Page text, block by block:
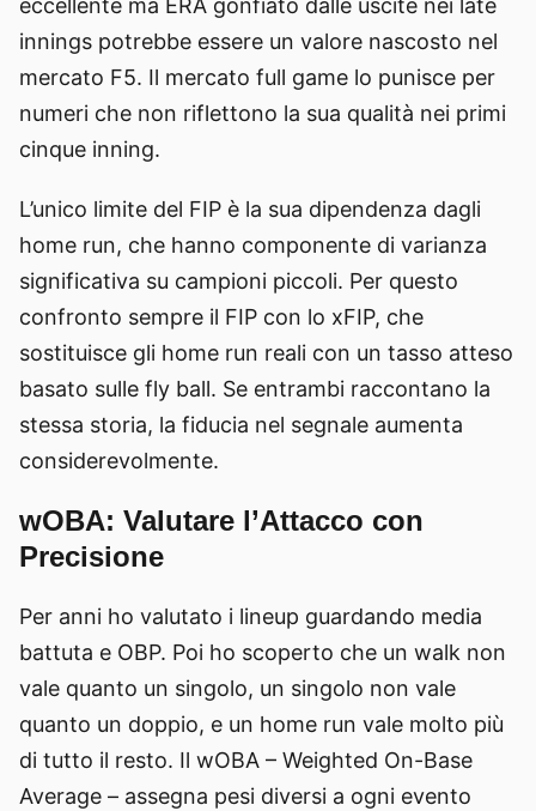
eccellente ma ERA gonfiato dalle uscite nei late
innings potrebbe essere un valore nascosto nel
mercato F5. Il mercato full game lo punisce per
numeri che non riflettono la sua qualità nei primi
cinque inning.
L’unico limite del FIP è la sua dipendenza dagli
home run, che hanno componente di varianza
significativa su campioni piccoli. Per questo
confronto sempre il FIP con lo xFIP, che
sostituisce gli home run reali con un tasso atteso
basato sulle fly ball. Se entrambi raccontano la
stessa storia, la fiducia nel segnale aumenta
considerevolmente.
wOBA: Valutare l’Attacco con
Precisione
Per anni ho valutato i lineup guardando media
battuta e OBP. Poi ho scoperto che un walk non
vale quanto un singolo, un singolo non vale
quanto un doppio, e un home run vale molto più
di tutto il resto. Il wOBA – Weighted On-Base
Average – assegna pesi diversi a ogni evento